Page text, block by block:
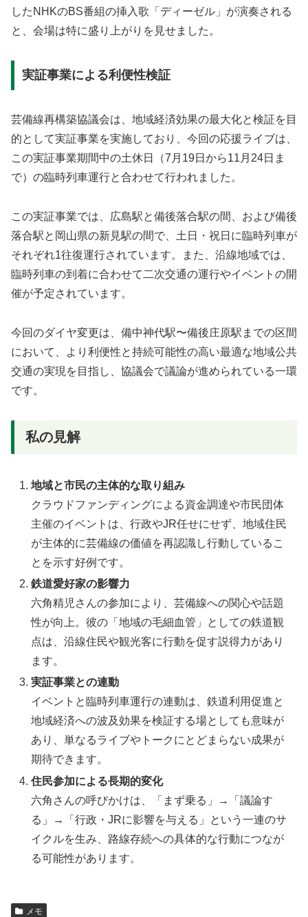
したNHKのBS番組の挿入歌「ディーゼル」が演奏される
と、会場は特に盛り上がりを見せました。
実証事業による利便性検証
芸備線再構築協議会は、地域経済効果の最大化と検証を目
的として実証事業を実施しており、今回の応援ライブは、
この実証事業期間中の土休日（7月19日から11月24日ま
で）の臨時列車運行と合わせて行われました。
この実証事業では、広島駅と備後落合駅の間、および備後
落合駅と岡山県の新見駅の間で、土日・祝日に臨時列車が
それぞれ1往復運行されています。また、沿線地域では、
臨時列車の到着に合わせて二次交通の運行やイベントの開
催が予定されています。
今回のダイヤ変更は、備中神代駅〜備後庄原駅までの区間
において、より利便性と持続可能性の高い最適な地域公共
交通の実現を目指し、協議会で議論が進められている一環
です。
私の見解
地域と市民の主体的な取り組み
クラウドファンディングによる資金調達や市民団体
主催のイベントは、行政やJR任せにせず、地域住民
が主体的に芸備線の価値を再認識し行動しているこ
とを示す好例です。
鉄道愛好家の影響力
六角精児さんの参加により、芸備線への関心や話題
性が向上。彼の「地域の毛細血管」としての鉄道観
点は、沿線住民や観光客に行動を促す説得力があり
ます。
実証事業との連動
イベントと臨時列車運行の連動は、鉄道利用促進と
地域経済への波及効果を検証する場としても意味が
あり、単なるライブやトークにとどまらない成果が
期待できます。
住民参加による長期的変化
六角さんの呼びかけは、「まず乗る」→「議論す
る」→「行政・JRに影響を与える」という一連のサ
イクルを生み、路線存続への具体的な行動につなが
る可能性があります。
メモ